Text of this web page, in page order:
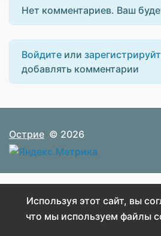
Нет комментариев. Ваш
Войдите или
добавлять комментарии
Острие © 2026
Используя этот сайт, вы
что мы используем файлы